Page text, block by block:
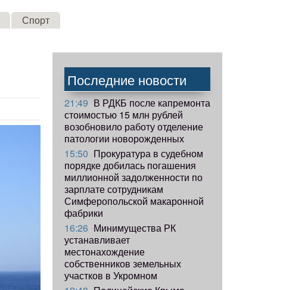
Спорт
Последние новости
21:49 В РДКБ после капремонта
стоимостью 15 млн рублей
возобновило работу отделение
патологии новорожденных
15:50 Прокуратура в судебном
порядке добилась погашения
миллионной задолженности по
зарплате сотрудникам
Симферопольской макаронной
фабрики
16:26 Минимущества РК
устанавливает
местонахождение
собственников земельных
участков в Укромном